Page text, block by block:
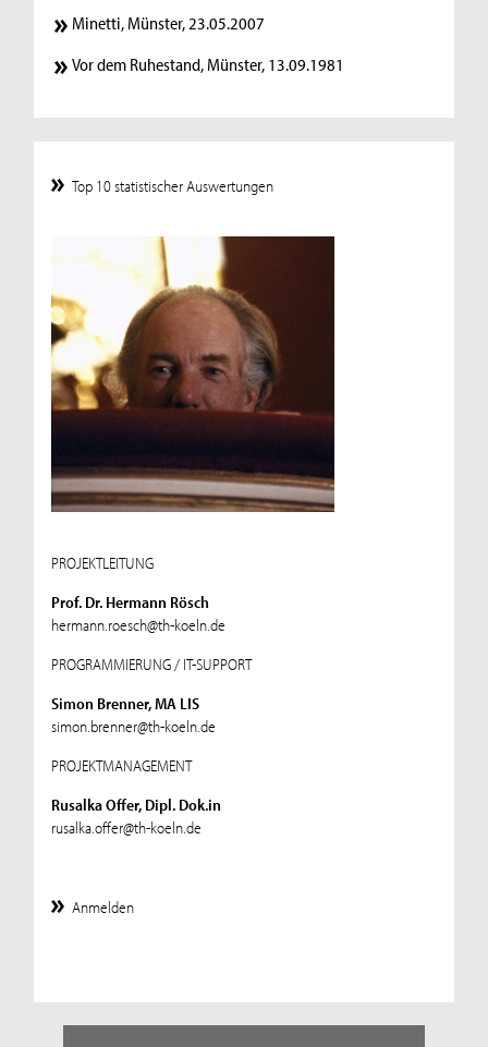
Minetti, Münster, 23.05.2007
Vor dem Ruhestand, Münster, 13.09.1981
Top 10 statistischer Auswertungen
PROJEKTLEITUNG
Prof. Dr. Hermann Rösch
hermann.roesch@th-koeln.de
PROGRAMMIERUNG / IT-SUPPORT
Simon Brenner, MA LIS
simon.brenner@th-koeln.de
PROJEKTMANAGEMENT
Rusalka Offer, Dipl. Dok.in
rusalka.offer@th-koeln.de
Anmelden